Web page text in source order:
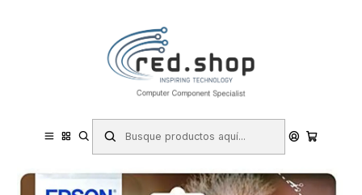
Haga Click Aqui
Consumibles. Epson Tinta (Ink-jet)
Epson 378XL Pack de 6 Cartuchos de Tinta Originales -